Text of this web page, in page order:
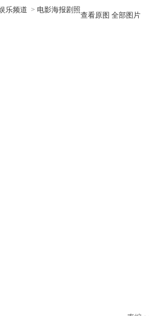
乐频道 > 电影海报剧照
查看原图 全部图片